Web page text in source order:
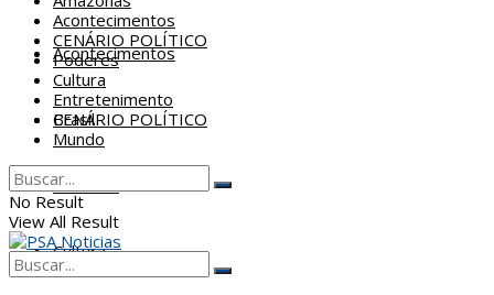
Acontecimentos
CENÁRIO POLÍTICO
Poderes
Cultura
Acontecimentos
CENÁRIO POLÍTICO
Poderes
Cultura
Entretenimento
Brasil
Mundo
No Result
View All Result